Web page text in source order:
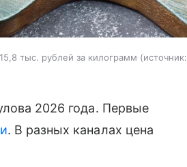
тыс. рублей за килограмм
источник:
2026 года. Первые
. В разных каналах цена